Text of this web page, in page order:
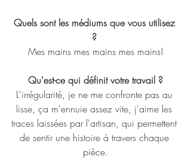
Quels sont les médiums que vous utilisez
?
Mes mains mes mains mes mains!
Qu'est-ce qui définit votre travail ?
L'irrégularité, je ne me confronte pas au
lisse, ça m'ennuie assez vite, j'aime les
traces laissées par l'artisan, qui permettent
de sentir une histoire à travers chaque
pièce.